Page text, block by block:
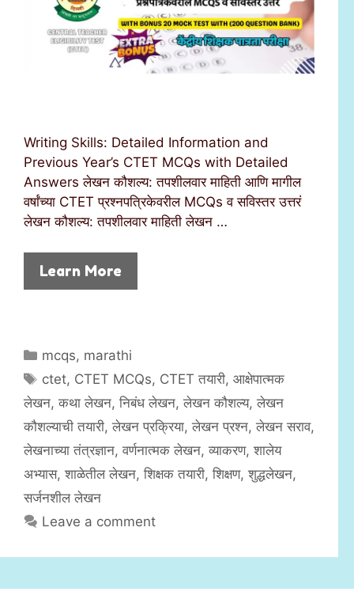
Writing Skills: Detailed Information and
Previous Year’s CTET MCQs with Detailed
Answers लेखन कौशल्य: तपशीलवार माहिती आणि मागील
वर्षांच्या CTET प्रश्नपत्रिकेवरील MCQs व सविस्तर उत्तरं
लेखन कौशल्य: तपशीलवार माहिती लेखन …
Learn More
C
e
g
o
r
i
s
mcqs, marathi
T
a
s
ctet, CTET MCQs, CTET तयारी,आक्षेपात्मक
लेखन, कथा लेखन, निबंध लेखन, लेखन कौशल्य, लेखन
कौशल्याची तयारी, लेखन प्रक्रिया, लेखन प्रश्न, लेखन सराव,
लेखनाच्या तंत्रज्ञान, वर्णनात्मक लेखन, व्याकरण, शालेय
अभ्यास, शाळेतील लेखन, शिक्षक तयारी, शिक्षण, शुद्धलेखन,
सर्जनशील लेखन
Leave a comment